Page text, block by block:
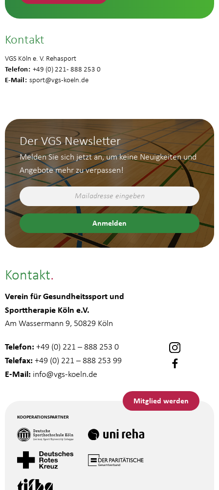
Kontakt
VGS Köln e. V. Rehasport
Telefon +49 (0) 221 - 888 253 0
E-Mail sport@vgs-koeln.de
Der VGS Newsletter
Melden Sie sich jetzt an, um keine Neuigkeiten und
Angebote mehr zu verpassen!
Kontakt
Verein für Gesundheitssport und
Sporttherapie Köln e.V.
Am Wassermann 9, 50829 Köln
Telefon: +49 (0) 221 – 888 253 0
Telefax: +49 (0) 221 – 888 253 99
E-Mail: info@vgs-koeln.de
Mitglied werden
KOOPERATIONSPARTNER